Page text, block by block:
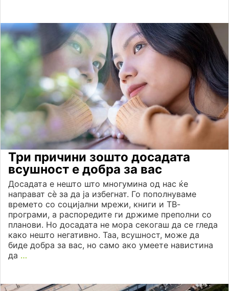
Три причини зошто досадата
всушност е добра за вас
Досадата е нешто што многумина од нас ќе
направат сѐ за да ја избегнат. Го пополнуваме
времето со социјални мрежи, книги и ТВ-
програми, а распоредите ги држиме преполни со
планови. Но досадата не мора секогаш да се гледа
како нешто негативно. Таа, всушност, може да
биде добра за вас, но само ако умеете навистина
да …